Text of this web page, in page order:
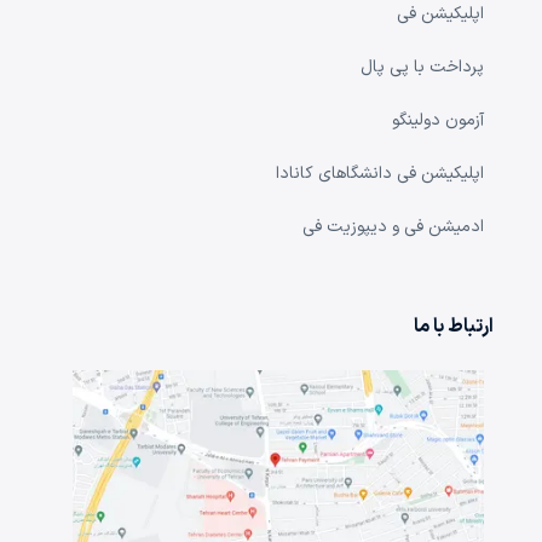
اپلیکیشن فی
پرداخت با پی پال
آزمون دولینگو
اپلیکیشن فی دانشگا‌های کانادا
ادمیشن فی و دیپوزیت فی
ارتباط با ما